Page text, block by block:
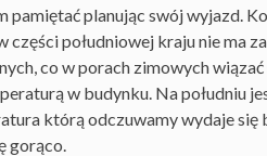
pamiętać planując swój wyjazd.
części południowej kraju nie ma
co w porach zimowych
w budynku. Na południu
którą odczuwamy wydaje
gorąco.